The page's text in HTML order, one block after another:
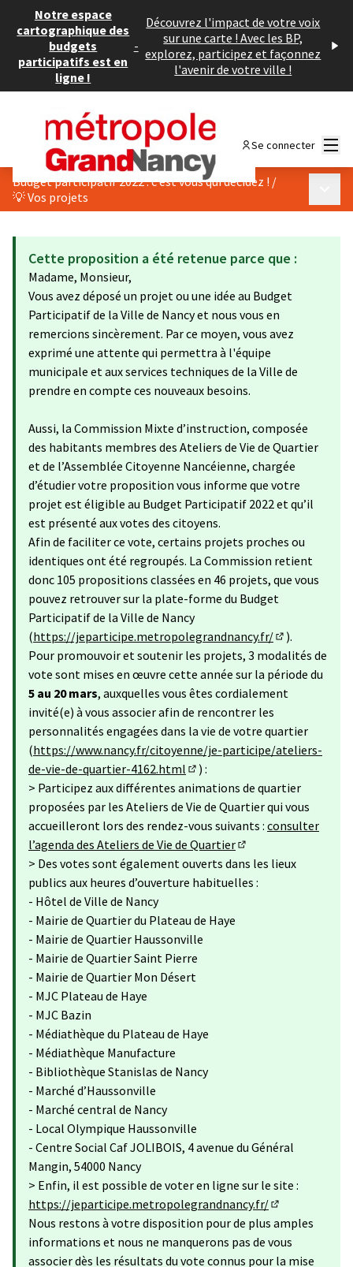
Notre espace
cartographique des
budgets
participatifs est en
ligne !
-
Découvrez l'impact de votre voix
sur une carte ! Avec les BP,
explorez, participez et façonnez
l'avenir de votre ville !
Se connecter
Budget participatif 2022 : c’est vous qui décidez ! /
💡 Vos projets
Cette proposition a été retenue parce que :
Madame, Monsieur,
Vous avez déposé un projet ou une idée au Budget
Participatif de la Ville de Nancy et nous vous en
remercions sincèrement. Par ce moyen, vous avez
exprimé une attente qui permettra à l'équipe
municipale et aux services techniques de la Ville de
prendre en compte ces nouveaux besoins.
Aussi, la Commission Mixte d’instruction, composée
des habitants membres des Ateliers de Vie de Quartier
et de l’Assemblée Citoyenne Nancéienne, chargée
d’étudier votre proposition vous informe que votre
projet est éligible au Budget Participatif 2022 et qu’il
est présenté aux votes des citoyens.
Afin de faciliter ce vote, certains projets proches ou
identiques ont été regroupés. La Commission retient
donc 105 propositions classées en 46 projets, que vous
pouvez retrouver sur la plate-forme du Budget
Participatif de la Ville de Nancy
(https://jeparticipe.metropolegrandnancy.fr/
(S'ouvre
).
Pour promouvoir et soutenir les projets, 3 modalités de
vote sont mises en œuvre cette année sur la période du
5 au 20 mars, auxquelles vous êtes cordialement
invité(e) à vous associer afin de rencontrer les
personnalités engagées dans la vie de votre quartier
(https://www.nancy.fr/citoyenne/je-participe/ateliers-
de-vie-de-quartier-4162.html
(Lien externe)
) :
> Participez aux différentes animations de quartier
proposées par les Ateliers de Vie de Quartier qui vous
accueilleront lors des rendez-vous suivants : consulter
l’agenda des Ateliers de Vie de Quartier
(Lien externe)
> Des votes sont également ouverts dans les lieux
publics aux heures d’ouverture habituelles :
- Hôtel de Ville de Nancy
- Mairie de Quartier du Plateau de Haye
- Mairie de Quartier Haussonville
- Mairie de Quartier Saint Pierre
- Mairie de Quartier Mon Désert
- MJC Plateau de Haye
- MJC Bazin
- Médiathèque du Plateau de Haye
- Médiathèque Manufacture
- Bibliothèque Stanislas de Nancy
- Marché d’Haussonville
- Marché central de Nancy
- Local Olympique Haussonville
- Centre Social Caf JOLIBOIS, 4 avenue du Général
Mangin, 54000 Nancy
> Enfin, il est possible de voter en ligne sur le site :
https://jeparticipe.metropolegrandnancy.fr/
(S'ouvre dans
Nous restons à votre disposition pour de plus amples
informations et nous ne manquerons pas de vous
associer dès les résultats du vote connus pour la mise